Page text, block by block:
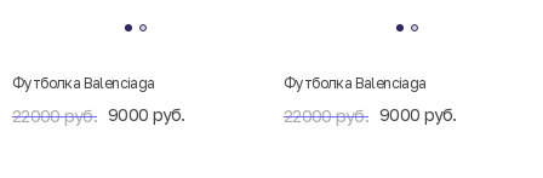
Футболка Balenciaga
22000 руб. 9000 руб.
Футболка Balenciaga
22000 руб. 9000 руб.